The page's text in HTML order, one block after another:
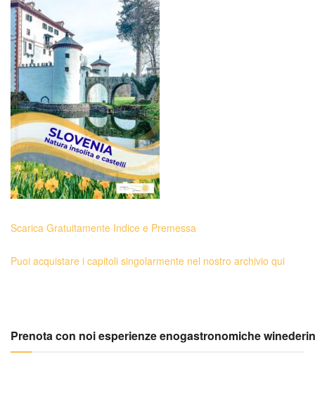
Scarica Gratuitamente Indice e Premessa
Puoi acquistare i capitoli singolarmente nel nostro archivio qui
Prenota con noi esperienze enogastronomiche